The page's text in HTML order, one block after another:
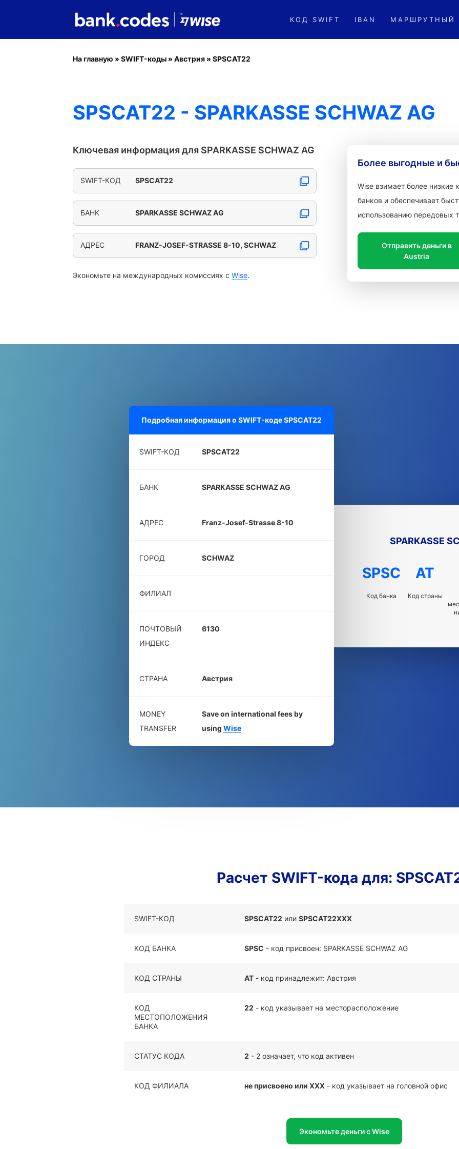
КОД SWIFT IBAN МАРШРУТНЫЙ
На главную » SWIFT-коды » Австрия » SPSCAT22
SPSCAT22 - SPARKASSE SCHWAZ AG
Ключевая информация для SPARKASSE SCHWAZ AG
SWIFT-КОД SPSCAT22
БАНК SPARKASSE SCHWAZ AG
АДРЕС FRANZ-JOSEF-STRASSE 8-10, SCHWAZ
Экономьте на международных комиссиях с Wise.
Более выгодные и
Wise взимает более
банков и обеспечивает
использованию передовых
Отправить деньги в
Austria
Подробная информация о SWIFT-кодеSPSCAT22
SWIFT-КОД SPSCAT22
БАНК SPARKASSE SCHWAZ AG
АДРЕС Franz-Josef-Strasse 8-10
ГОРОД SCHWAZ
ФИЛИАЛ
ПОЧТОВЫЙ
ИНДЕКС
6130
СТРАНА Австрия
MONEY
TRANSFER
Save on international fees by
using Wise
SPARKASSE
SPSC
Код банка
AT
Код страны
Расчет SWIFT-кода для:
SWIFT-КОД SPSCAT22 или SPSCAT22XXX
КОД БАНКА SPSC - код присвоен: SPARKASSE SCHWAZ AG
КОД СТРАНЫ AT - код принадлежит: Австрия
КОД
МЕСТОПОЛОЖЕНИЯ
БАНКА
22 - код указывает на месторасположение
СТАТУС КОДА 2 - 2 означает, что код активен
КОД ФИЛИАЛА не присвоено или XXX - код указывает на головной офис
Экономьте деньги с Wise